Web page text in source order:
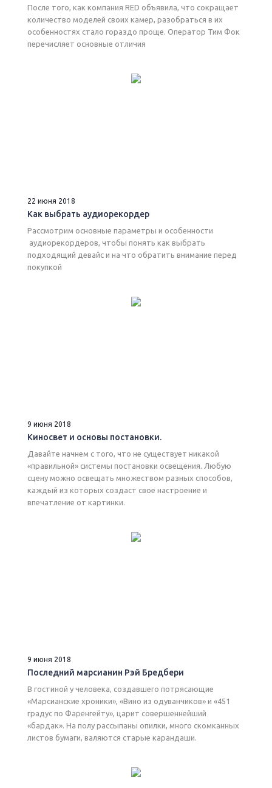
После того, как компания RED объявила, что сокращает
количество моделей своих камер, разобраться в их
особенностях стало гораздо проще. Оператор Тим Фок
перечисляет основные отличия
22 июня 2018
Как выбрать аудиорекордер
Рассмотрим основные параметры и особенности
аудиорекордеров, чтобы понять как выбрать
подходящий девайс и на что обратить внимание перед
покупкой
9 июня 2018
Киносвет и основы постановки.
Давайте начнем с того, что не существует никакой
«правильной» системы постановки освещения. Любую
сцену можно освещать множеством разных способов,
каждый из которых создаст свое настроение и
впечатление от картинки.
9 июня 2018
Последний марсианин Рэй Бредбери
В гостиной у человека, создавшего потрясающие
«Марсианские хроники», «Вино из одуванчиков» и «451
градус по Фаренгейту», царит совершеннейший
«бардак». На полу рассыпаны опилки, много скомканных
листов бумаги, валяются старые карандаши.